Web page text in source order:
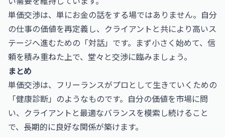
単価交渉は、単にお金の話をする場ではありません。自分
の仕事の価値を再定義し、クライアントと共により高いス
テージへ進むための「対話」です。まず小さく始めて、信
頼を積み重ねた上で、堂々と交渉に臨みましょう。
まとめ
単価交渉は、フリーランスがプロとして生きていくための
「健康診断」のようなものです。自分の価値を市場に問
い、クライアントと最適なバランスを模索し続けること
で、長期的に良好な関係が築けます。